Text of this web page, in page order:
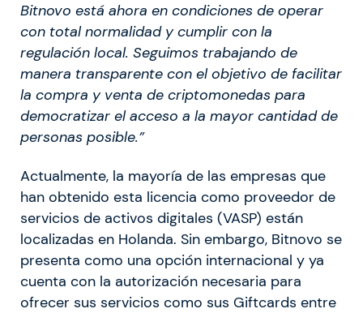
Bitnovo está ahora en condiciones de operar
con total normalidad y cumplir con la
regulación local. Seguimos trabajando de
manera transparente con el objetivo de facilitar
la compra y venta de criptomonedas para
democratizar el acceso a la mayor cantidad de
personas posible.”
Actualmente, la mayoría de las empresas que
han obtenido esta licencia como proveedor de
servicios de activos digitales (VASP) están
localizadas en Holanda. Sin embargo, Bitnovo se
presenta como una opción internacional y ya
cuenta con la autorización necesaria para
ofrecer sus servicios como sus Giftcards entre